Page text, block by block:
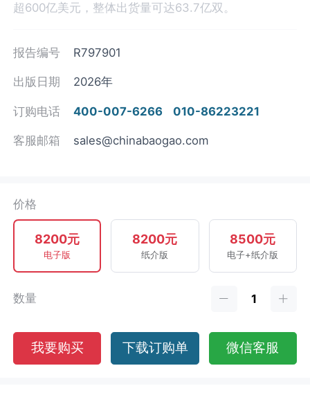
超600亿美元，整体出货量可达63.7亿双。
报告编号 R797901
出版日期 2026年
订购电话 400-007-6266 010-86223221
客服邮箱 sales@chinabaogao.com
价格
8200元
电子版
8200元
纸介版
8500元
电子+纸介版
数量
我要购买 下载订购单 微信客服